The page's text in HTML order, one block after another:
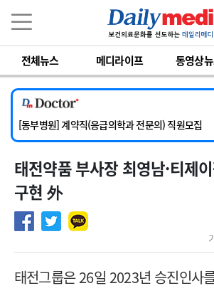
전체뉴스 메디라이프 동영상
[서울아산병원] 2026년 하반기 인턴 모집
[영남대학교의료원] 마취통증의학과 임기제 임상
[충남대학교병원] 소아청소년과(소아응급전담) 계
[동부병원] 계약직(응급의학과 전문의) 직원모집
[이대목동병원] 하반기 전공의(레지던트1년차) 모
[서울아산병원] 2026년 하반기 인턴 모집
[영남대학교의료원] 마취통증의학과 임기제 임상의
태전약품 부사장 최영남·티제
구현 外
태전그룹은 26일 2023년 승진인사